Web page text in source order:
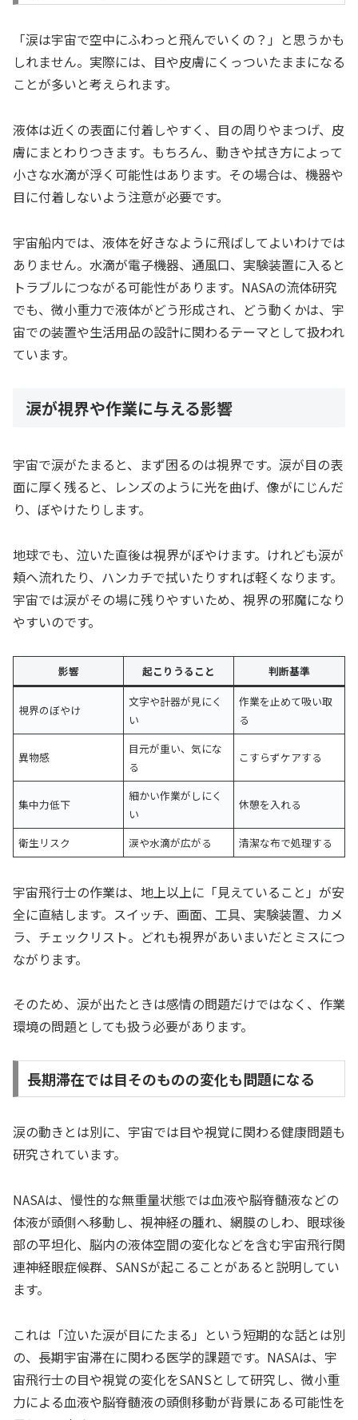
「涙は宇宙で空中にふわっと飛んでいくの？」と思うかも
しれません。実際には、目や皮膚にくっついたままになる
ことが多いと考えられます。
液体は近くの表面に付着しやすく、目の周りやまつげ、皮
膚にまとわりつきます。もちろん、動きや拭き方によって
小さな水滴が浮く可能性はあります。その場合は、機器や
目に付着しないよう注意が必要です。
宇宙船内では、液体を好きなように飛ばしてよいわけでは
ありません。水滴が電子機器、通風口、実験装置に入ると
トラブルにつながる可能性があります。NASAの流体研究
でも、微小重力で液体がどう形成され、どう動くかは、宇
宙での装置や生活用品の設計に関わるテーマとして扱われ
ています。
涙が視界や作業に与える影響
宇宙で涙がたまると、まず困るのは視界です。涙が目の表
面に厚く残ると、レンズのように光を曲げ、像がにじんだ
り、ぼやけたりします。
地球でも、泣いた直後は視界がぼやけます。けれども涙が
頬へ流れたり、ハンカチで拭いたりすれば軽くなります。
宇宙では涙がその場に残りやすいため、視界の邪魔になり
やすいのです。
影響 起こりうること 判断基準
視界のぼやけ
文字や計器が見にく
い
作業を止めて吸い取
る
異物感
目元が重い、気にな
る
こすらずケアする
集中力低下
細かい作業がしにく
い
休憩を入れる
衛生リスク 涙や水滴が広がる 清潔な布で処理する
宇宙飛行士の作業は、地上以上に「見えていること」が安
全に直結します。スイッチ、画面、工具、実験装置、カメ
ラ、チェックリスト。どれも視界があいまいだとミスにつ
ながります。
そのため、涙が出たときは感情の問題だけではなく、作業
環境の問題としても扱う必要があります。
長期滞在では目そのものの変化も問題になる
涙の動きとは別に、宇宙では目や視覚に関わる健康問題も
研究されています。
NASAは、慢性的な無重量状態では血液や脳脊髄液などの
体液が頭側へ移動し、視神経の腫れ、網膜のしわ、眼球後
部の平坦化、脳内の液体空間の変化などを含む宇宙飛行関
連神経眼症候群、SANSが起こることがあると説明してい
ます。
これは「泣いた涙が目にたまる」という短期的な話とは別
の、長期宇宙滞在に関わる医学的課題です。NASAは、宇
宙飛行士の目や視覚の変化をSANSとして研究し、微小重
力による血液や脳脊髄液の頭側移動が背景にある可能性を